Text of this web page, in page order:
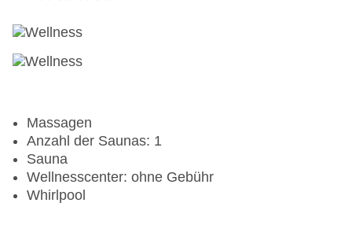
Massagen
Anzahl der Saunas: 1
Sauna
Wellnesscenter: ohne Gebühr
Whirlpool